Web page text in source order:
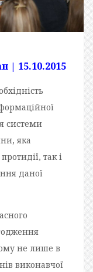
| 15.10.2015
системи
яка
так і
даної
не лише в
виконавчої